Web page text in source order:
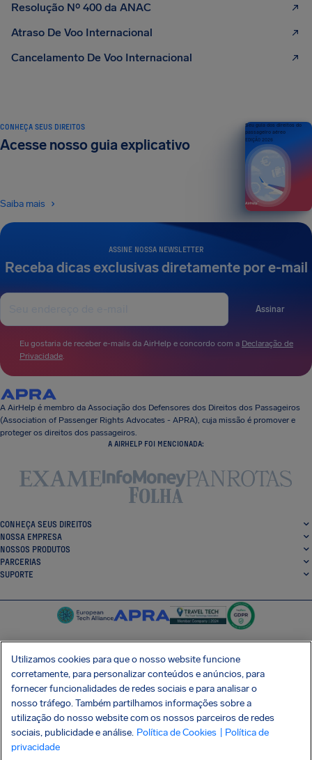
Resolução Nº 400 da ANAC
Atraso De Voo Internacional
Cancelamento De Voo Internacional
ASSINE NOSSA NEWSLETTER
Receba dicas exclusivas diretamente por e-mail
Assinar
Eu gostaria de receber e-mails da AirHelp e concordo com a Declaração de
Privacidade.
CONHEÇA SEUS DIREITOS
Acesse nosso guia explicativo
Saiba mais
Seu guia dos direitos do
passageiro aéreo
EDIÇÃO 2026
A AirHelp é membro da Associação dos Defensores dos Direitos dos Passageiros
(Association of Passenger Rights Advocates - APRA), cuja missão é promover e
proteger os direitos dos passageiros.
A AIRHELP FOI MENCIONADA:
CONHEÇA SEUS DIREITOS
NOSSA EMPRESA
NOSSOS PRODUTOS
PARCERIAS
SUPORTE
SocialFacebook
SocialTwitter
SocialInstagram
SocialLinkedin
BAIXE GRÁTIS NOSSO APP
Utilizamos cookies para que o nosso website funcione
corretamente, para personalizar conteúdos e anúncios, para
fornecer funcionalidades de redes sociais e para analisar o
nosso tráfego. Também partilhamos informações sobre a
utilização do nosso website com os nossos parceiros de redes
sociais, publicidade e análise. Política de Cookies
| Política de
privacidade